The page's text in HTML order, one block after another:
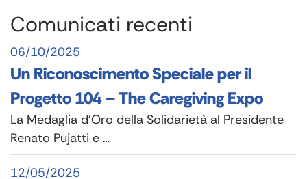
Comunicati recenti
Un Riconoscimento Speciale per il
Progetto 104 – The Caregiving Expo
06/10/2025
La Medaglia d’Oro della Solidarietà al Presidente
Renato Pujatti e …
12/05/2025